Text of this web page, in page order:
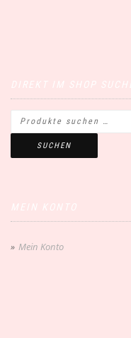
SUCHEN
Mein Konto